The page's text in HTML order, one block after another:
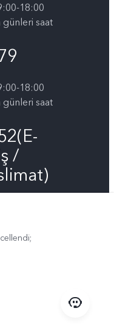
18:00
günleri saat
18:00
günleri saat
/